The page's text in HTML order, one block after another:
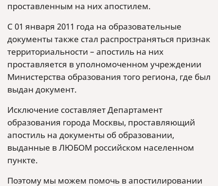
проставленным на них апостилем.
С 01 января 2011 года на образовательные
документы также стал распространяться признак
территориальности – апостиль на них
проставляется в уполномоченном учреждении
Министерства образования того региона, где был
выдан документ.
Исключение составляет Департамент
образования города Москвы, проставляющий
апостиль на документы об образовании,
выданные в ЛЮБОМ российском населенном
пункте.
Поэтому мы можем помочь в апостилировании